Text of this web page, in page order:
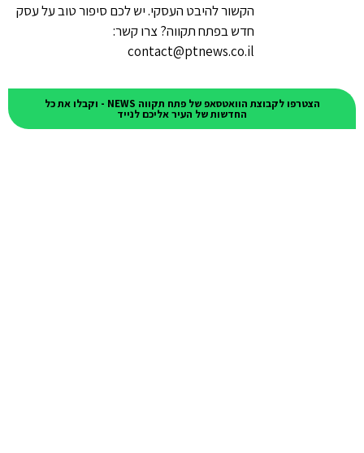
הקשור להיבט העסקי. יש לכם סיפור טוב על עסק
חדש בפתח תקווה? צרו קשר:
contact@ptnews.co.il
הצטרפו לקבוצת הוואטסאפ של פתח תקווה NEWS - וקבלו את כל
החדשות של העיר אליכם לנייד